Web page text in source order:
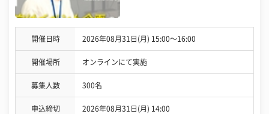
開催日時 2026年08月31日(月) 15:00〜16:00
開催場所 オンラインにて実施
募集人数 300名
申込締切 2026年08月31日(月) 14:00